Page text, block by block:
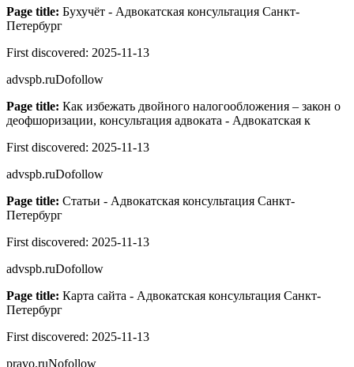
Page title: Бухучёт - Адвокатская консультация Санкт-
Петербург
First discovered: 2025-11-13
advspb.ruDofollow
Page title: Как избежать двойного налогообложения – закон о
деофшоризации, консультация адвоката - Адвокатская к
First discovered: 2025-11-13
advspb.ruDofollow
Page title: Статьи - Адвокатская консультация Санкт-
Петербург
First discovered: 2025-11-13
advspb.ruDofollow
Page title: Карта сайта - Адвокатская консультация Санкт-
Петербург
First discovered: 2025-11-13
pravo.ruNofollow